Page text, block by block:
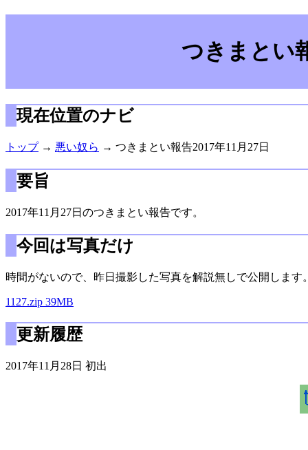
つきまとい
現在位置のナビ
トップ→ 悪い奴ら → つきまとい報告2017年11月27日
要旨
2017年11月27日のつきまとい報告です。
今回は写真だけ
時間がないので、昨日撮影した写真を解説無しで公開します
1127.zip 39MB
更新履歴
2017年11月28日 初出